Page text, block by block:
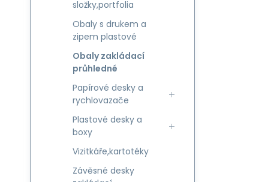
složky,portfolia
Obaly s drukem a
zipem plastové
Obaly zakládací
průhledné
Papírové desky a
rychlovazače
Plastové desky a
boxy
Vizitkáře,kartotéky
Závěsné desky